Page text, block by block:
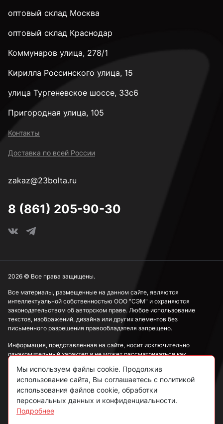
оптовый склад Москва
оптовый склад Краснодар
Коммунаров улица, 278/1
Кирилла Россинского улица, 15
улица Тургеневское шоссе, 33с6
Пригородная улица, 105
Контакты
Доставка по всей России
zakaz@23bolta.ru
8 (861) 205-90-30
Все материалы, размещенные на данном сайте, являются
интеллектуальной собственностью ООО "СЭМ" и охраняются
законодательством об авторском праве. Любое использование
текстов, изображений, дизайна или других элементов без
письменного разрешения правообладателя запрещено.
Информация, представленная на сайте, носит исключительно
ознакомительный характер и не может рассматриваться как
Политика конфиденциальности
Согласие на обработку данных
2026 © Все права защищены.
Мы используем файлы cookie. Продолжив
использование сайта, Вы соглашаетесь с политикой
использования файлов cookie, обработки
персональных данных и конфиденциальности.
Подробнее